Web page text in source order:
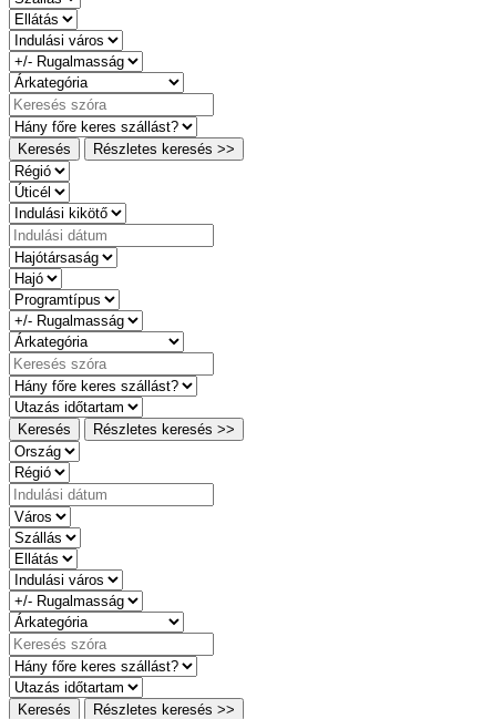
Keresés Részletes keresés >>
Keresés Részletes keresés >>
Keresés Részletes keresés >>